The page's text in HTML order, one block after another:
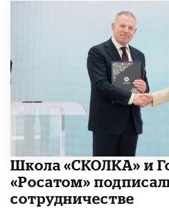
Школа «СКОЛКА» и
«Росатом»
сотрудничестве